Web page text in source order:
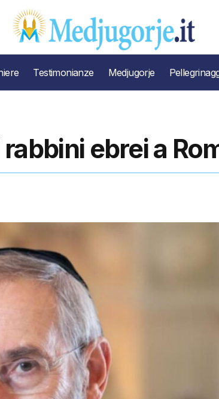
Testimonianze Medjugorje
ebrei a